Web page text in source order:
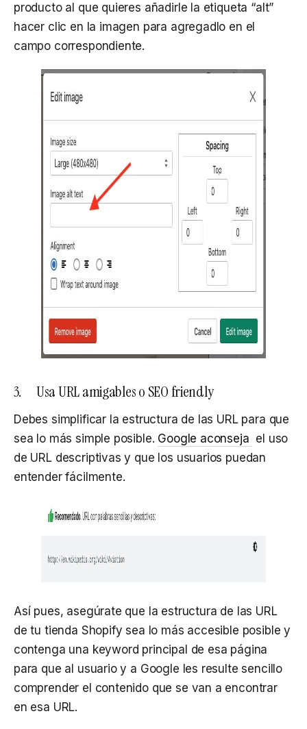
producto al que quieres añadirle la etiqueta “alt”
hacer clic en la imagen para agregadlo en el
campo correspondiente.
3. Usa URL amigables o SEO friendly
Debes simplificar la estructura de las URL para que
sea lo más simple posible. Google aconseja el uso
de URL descriptivas y que los usuarios puedan
entender fácilmente.
Así pues, asegúrate que la estructura de las URL
de tu tienda Shopify sea lo más accesible posible y
contenga una keyword principal de esa página
para que al usuario y a Google les resulte sencillo
comprender el contenido que se van a encontrar
en esa URL.